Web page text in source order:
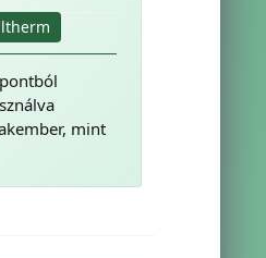
mint